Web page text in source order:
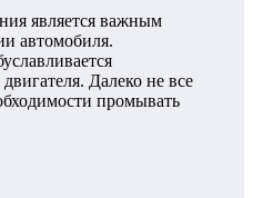
является важным
автомобиля.
Далеко не все
промывать